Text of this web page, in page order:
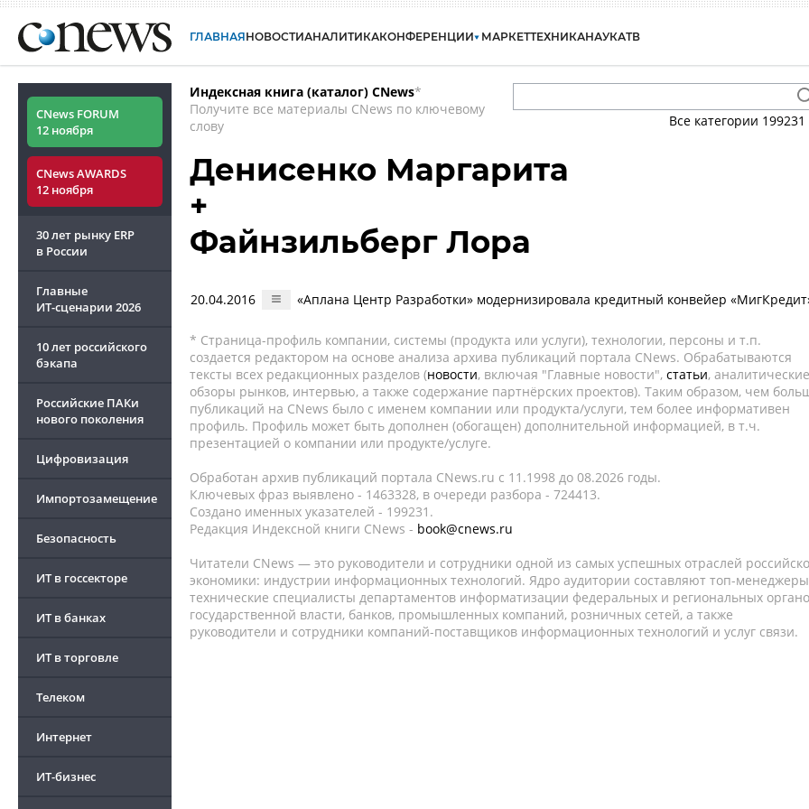
ГЛАВНАЯНОВОСТИАНАЛИТИКАКОНФЕРЕНЦИИ МАРКЕТТЕХНИКАНАУКАТВ
CNews FORUM
12 ноября
CNews AWARDS
12 ноября
30 лет рынку ERP
в России
Главные
ИТ-сценарии 2026
10 лет российского
бэкапа
Российские ПАКи
нового поколения
Цифровизация
Импортозамещение
Безопасность
ИТ в госсекторе
ИТ в банках
ИТ в торговле
Телеком
Интернет
ИТ-бизнес
Индексная книга (каталог) CNews*
Получите все материалы CNews по ключевому
слову
Все категории 199231
Денисенко Маргарита
+
Файнзильберг Лора
20.04.2016 «Аплана Центр Разработки» модернизировала кредитный конвейер
* Страница-профиль компании, системы (продукта или услуги), технологии, персоны и т.п.
создается редактором на основе анализа архива публикаций портала CNews. Обрабатываются
тексты всех редакционных разделов (новости, включая "Главные новости", статьи, аналитические
обзоры рынков, интервью, а также содержание партнёрских проектов). Таким образом, чем
публикаций на CNews было с именем компании или продукта/услуги, тем более информативен
профиль. Профиль может быть дополнен (обогащен) дополнительной информацией, в т.ч.
презентацией о компании или продукте/услуге.
Обработан архив публикаций портала CNews.ru c 11.1998 до 08.2026 годы.
Ключевых фраз выявлено - 1463328, в очереди разбора - 724413.
Создано именных указателей - 199231.
Редакция Индексной книги CNews - book@cnews.ru
Читатели CNews — это руководители и сотрудники одной из самых успешных отраслей
экономики: индустрии информационных технологий. Ядро аудитории составляют топ-
технические специалисты департаментов информатизации федеральных и региональных
государственной власти, банков, промышленных компаний, розничных сетей, а также
руководители и сотрудники компаний-поставщиков информационных технологий и услуг связи.